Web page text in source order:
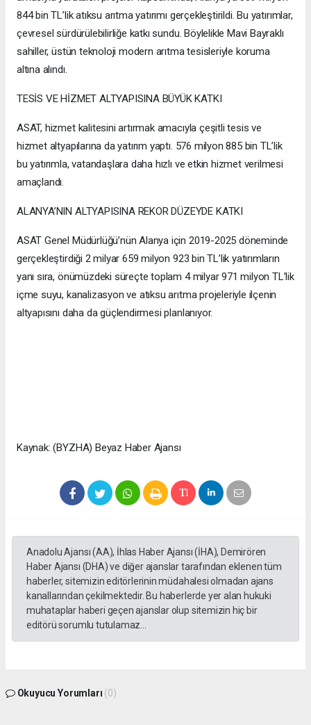
844 bin TL’lik atıksu arıtma yatırımı gerçekleştirildi. Bu yatırımlar,
çevresel sürdürülebilirliğe katkı sundu. Böylelikle Mavi Bayraklı
sahiller, üstün teknoloji modern arıtma tesisleriyle koruma
altına alındı.
TESİS VE HİZMET ALTYAPISINA BÜYÜK KATKI
ASAT, hizmet kalitesini artırmak amacıyla çeşitli tesis ve
hizmet altyapılarına da yatırım yaptı. 576 milyon 885 bin TL’lik
bu yatırımla, vatandaşlara daha hızlı ve etkin hizmet verilmesi
amaçlandı.
ALANYA’NIN ALTYAPISINA REKOR DÜZEYDE KATKI
ASAT Genel Müdürlüğü’nün Alanya için 2019-2025 döneminde
gerçekleştirdiği 2 milyar 659 milyon 923 bin TL’lik yatırımların
yanı sıra, önümüzdeki süreçte toplam 4 milyar 971 milyon TL’lik
içme suyu, kanalizasyon ve atıksu arıtma projeleriyle ilçenin
altyapısını daha da güçlendirmesi planlanıyor.
Kaynak: (BYZHA) Beyaz Haber Ajansı
Anadolu Ajansı (AA), İhlas Haber Ajansı (İHA), Demirören
Haber Ajansı (DHA) ve diğer ajanslar tarafından eklenen tüm
haberler, sitemizin editörlerinin müdahalesi olmadan ajans
kanallarından çekilmektedir. Bu haberlerde yer alan hukuki
muhataplar haberi geçen ajanslar olup sitemizin hiç bir
editörü sorumlu tutulamaz...
Okuyucu Yorumları (0)